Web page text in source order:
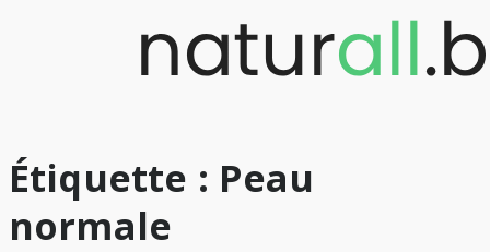
Étiquette : Peau
normale